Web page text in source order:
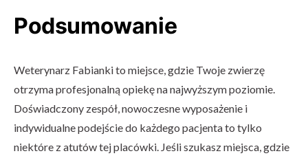
Podsumowanie
Weterynarz Fabianki to miejsce, gdzie Twoje zwierzę
otrzyma profesjonalną opiekę na najwyższym poziomie.
Doświadczony zespół, nowoczesne wyposażenie i
indywidualne podejście do każdego pacjenta to tylko
niektóre z atutów tej placówki. Jeśli szukasz miejsca, gdzie